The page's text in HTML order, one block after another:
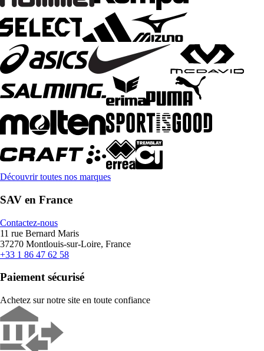
Découvrir toutes nos marques
SAV en France
Contactez-nous
11 rue Bernard Maris
37270 Montlouis-sur-Loire, France
+33 1 86 47 62 58
Paiement sécurisé
Achetez sur notre site en toute confiance